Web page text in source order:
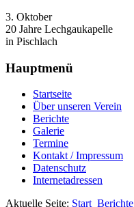
3. Oktober
20 Jahre Lechgaukapelle
in Pischlach
Hauptmenü
Startseite
Über unseren Verein
Berichte
Galerie
Termine
Kontakt / Impressum
Datenschutz
Internetadressen
Aktuelle Seite: Start Berichte